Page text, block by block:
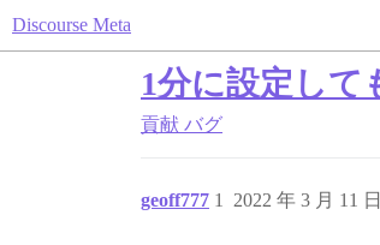
Discourse Meta
1分に設定して
貢献 バグ
geoff777 2022 年 3 月 11
1